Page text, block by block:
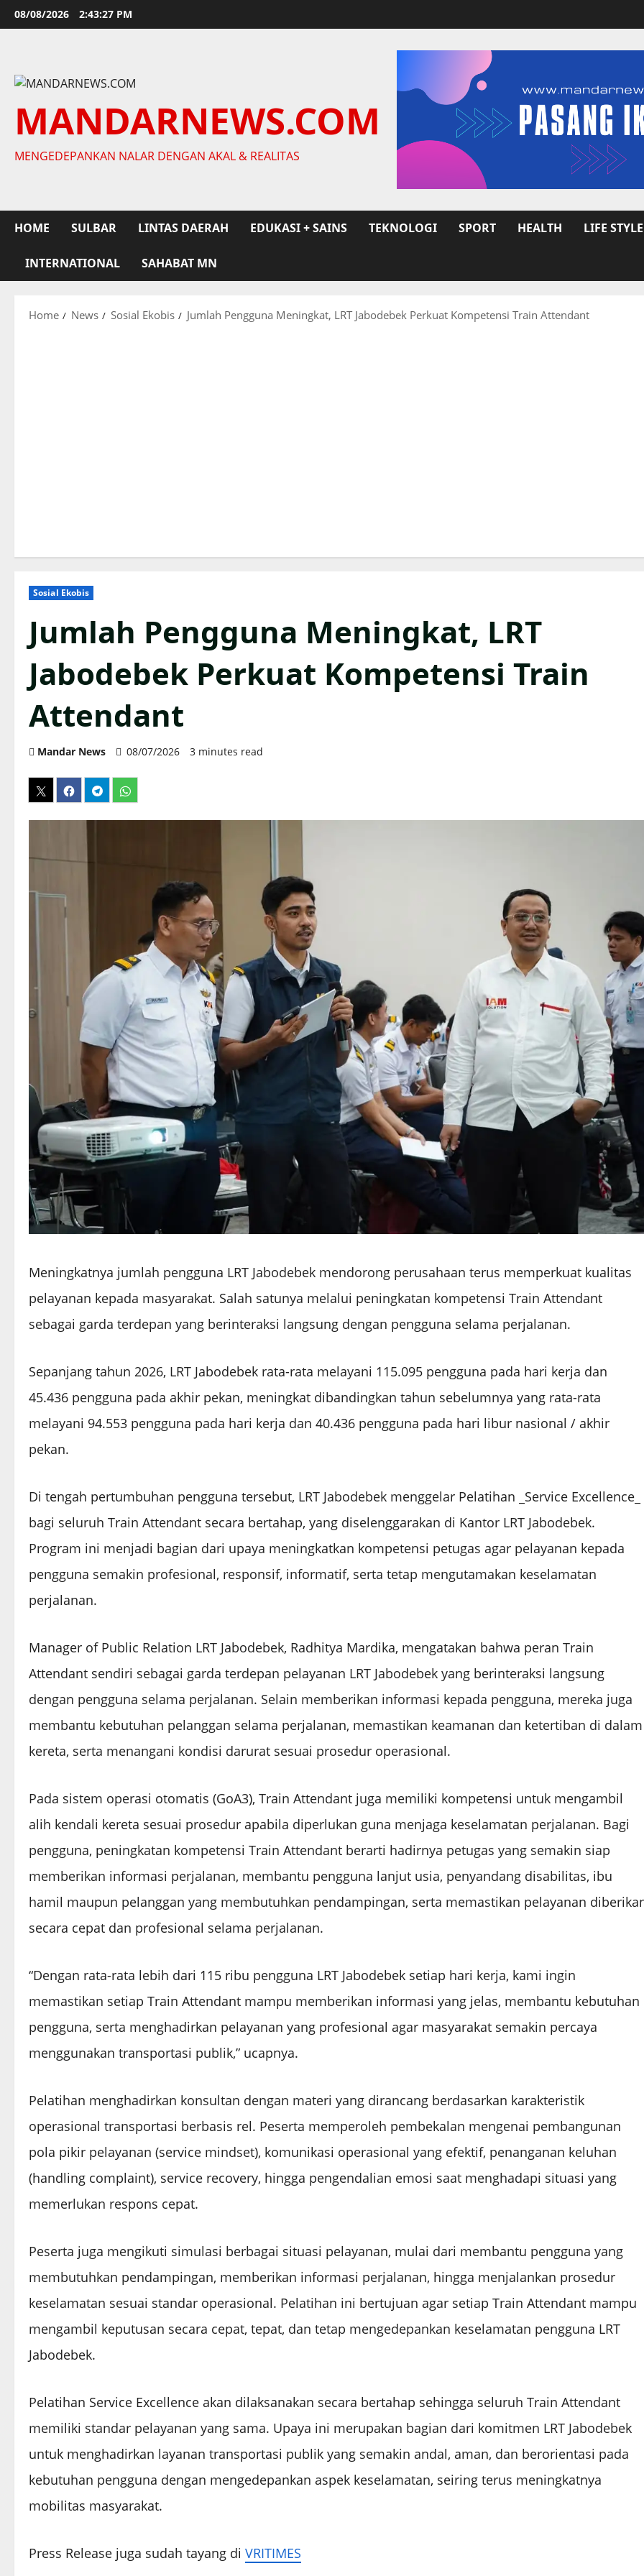
Skip
to
08/08/2026 2:43:28 PM
MANDARNEWS.COM
MENGEDEPANKAN NALAR DENGAN AKAL & REALITAS
HOME SULBAR LINTAS DAERAH EDUKASI + SAINS TEKNOLOGI SPORT HEALTH LIFE STYLE
INTERNATIONAL SAHABAT MN
Home News Sosial Ekobis Jumlah Pengguna Meningkat, LRT Jabodebek Perkuat Kompetensi Train Attendant
Sosial Ekobis
Jumlah Pengguna Meningkat, LRT
Jabodebek Perkuat Kompetensi Train
Attendant
Mandar News 08/07/2026 3 minutes read
Meningkatnya jumlah pengguna LRT Jabodebek mendorong perusahaan terus memperkuat kualitas
pelayanan kepada masyarakat. Salah satunya melalui peningkatan kompetensi Train Attendant
sebagai garda terdepan yang berinteraksi langsung dengan pengguna selama perjalanan.
Sepanjang tahun 2026, LRT Jabodebek rata-rata melayani 115.095 pengguna pada hari kerja dan
45.436 pengguna pada akhir pekan, meningkat dibandingkan tahun sebelumnya yang rata-rata
melayani 94.553 pengguna pada hari kerja dan 40.436 pengguna pada hari libur nasional / akhir
pekan.
Di tengah pertumbuhan pengguna tersebut, LRT Jabodebek menggelar Pelatihan _Service Excellence_
bagi seluruh Train Attendant secara bertahap, yang diselenggarakan di Kantor LRT Jabodebek.
Program ini menjadi bagian dari upaya meningkatkan kompetensi petugas agar pelayanan kepada
pengguna semakin profesional, responsif, informatif, serta tetap mengutamakan keselamatan
perjalanan.
Manager of Public Relation LRT Jabodebek, Radhitya Mardika, mengatakan bahwa peran Train
Attendant sendiri sebagai garda terdepan pelayanan LRT Jabodebek yang berinteraksi langsung
dengan pengguna selama perjalanan. Selain memberikan informasi kepada pengguna, mereka juga
membantu kebutuhan pelanggan selama perjalanan, memastikan keamanan dan ketertiban di dalam
kereta, serta menangani kondisi darurat sesuai prosedur operasional.
Pada sistem operasi otomatis (GoA3), Train Attendant juga memiliki kompetensi untuk mengambil
alih kendali kereta sesuai prosedur apabila diperlukan guna menjaga keselamatan perjalanan. Bagi
pengguna, peningkatan kompetensi Train Attendant berarti hadirnya petugas yang semakin siap
memberikan informasi perjalanan, membantu pengguna lanjut usia, penyandang disabilitas, ibu
hamil maupun pelanggan yang membutuhkan pendampingan, serta memastikan pelayanan
secara cepat dan profesional selama perjalanan.
“Dengan rata-rata lebih dari 115 ribu pengguna LRT Jabodebek setiap hari kerja, kami ingin
memastikan setiap Train Attendant mampu memberikan informasi yang jelas, membantu kebutuhan
pengguna, serta menghadirkan pelayanan yang profesional agar masyarakat semakin percaya
menggunakan transportasi publik,” ucapnya.
Pelatihan menghadirkan konsultan dengan materi yang dirancang berdasarkan karakteristik
operasional transportasi berbasis rel. Peserta memperoleh pembekalan mengenai pembangunan
pola pikir pelayanan (service mindset), komunikasi operasional yang efektif, penanganan keluhan
(handling complaint), service recovery, hingga pengendalian emosi saat menghadapi situasi yang
memerlukan respons cepat.
Peserta juga mengikuti simulasi berbagai situasi pelayanan, mulai dari membantu pengguna yang
membutuhkan pendampingan, memberikan informasi perjalanan, hingga menjalankan prosedur
keselamatan sesuai standar operasional. Pelatihan ini bertujuan agar setiap Train Attendant mampu
mengambil keputusan secara cepat, tepat, dan tetap mengedepankan keselamatan pengguna LRT
Jabodebek.
Pelatihan Service Excellence akan dilaksanakan secara bertahap sehingga seluruh Train Attendant
memiliki standar pelayanan yang sama. Upaya ini merupakan bagian dari komitmen LRT Jabodebek
untuk menghadirkan layanan transportasi publik yang semakin andal, aman, dan berorientasi pada
kebutuhan pengguna dengan mengedepankan aspek keselamatan, seiring terus meningkatnya
mobilitas masyarakat.
Press Release juga sudah tayang di VRITIMES